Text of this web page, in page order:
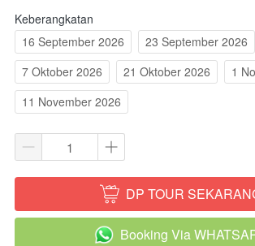
Keberangkatan
16 September 2026
23 September 2026
7 Oktober 2026
21 Oktober 2026
1
11 November 2026
` DP TOUR
` Booking Via